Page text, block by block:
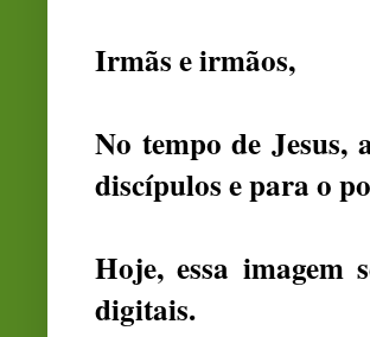
Irmãs e irmãos,
No tempo de Jesus,
discípulos e para o
Hoje, essa imagem
digitais.